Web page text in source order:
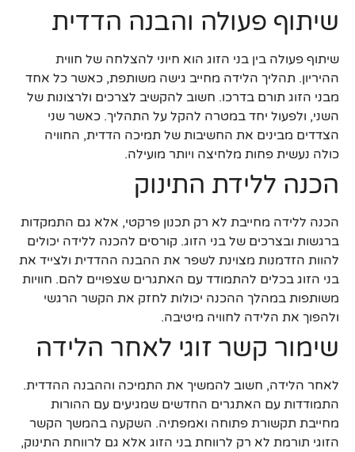
שיתוף פעולה והבנה הדדית
שיתוף פעולה בין בני הזוג הוא חיוני להצלחה של חווית
ההיריון. תהליך הלידה מחייב גישה משותפת, כאשר כל אחד
מבני הזוג תורם בדרכו. חשוב להקשיב לצרכים ולרצונות של
השני, ולפעול יחד במטרה להקל על התהליך. כאשר שני
הצדדים מבינים את החשיבות של תמיכה הדדית, החוויה
כולה נעשית פחות מלחיצה ויותר מועילה.
הכנה ללידת התינוק
הכנה ללידה מחייבת לא רק תכנון פרקטי, אלא גם התמקדות
ברגשות ובצרכים של בני הזוג. קורסים להכנה ללידה יכולים
להוות הזדמנות מצוינת לשפר את ההבנה ההדדית ולצייד את
בני הזוג בכלים להתמודד עם האתגרים שצפויים להם. חוויות
משותפות במהלך ההכנה יכולות לחזק את הקשר הרגשי
ולהפוך את הלידה לחוויה מיטיבה.
שימור קשר זוגי לאחר הלידה
לאחר הלידה, חשוב להמשיך את התמיכה וההבנה ההדדית.
התמודדות עם האתגרים החדשים שמגיעים עם ההורות
מחייבת תקשורת פתוחה ואמפתיה. השקעה בהמשך הקשר
הזוגי תורמת לא רק לרווחת בני הזוג אלא גם לרווחת התינוק,